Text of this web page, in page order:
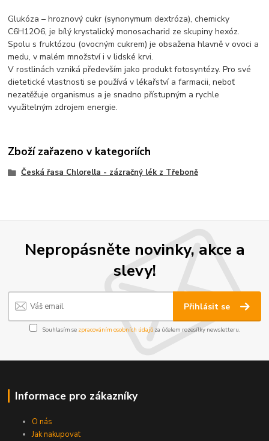
Glukóza – hroznový cukr (synonymum dextróza), chemicky
C6H12O6, je bílý krystalický monosacharid ze skupiny hexóz.
Spolu s fruktózou (ovocným cukrem) je obsažena hlavně v ovoci a
medu, v malém množství i v lidské krvi.
V rostlinách vzniká především jako produkt fotosyntézy. Pro své
dietetické vlastnosti se používá v lékařství a farmacii, neboť
nezatěžuje organismus a je snadno přístupným a rychle
využitelným zdrojem energie.
Zboží zařazeno v kategoriích
Česká řasa Chlorella - zázračný lék z Třeboně
Nepropásněte novinky, akce a
slevy!
Přihlásit se
Souhlasím se zpracováním osobních údajůza účelem rozesílky newsletteru.
Informace pro zákazníky
O nás
Jak nakupovat